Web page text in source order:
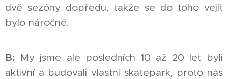
dvě sezóny dopředu, takže se do toho vejít
bylo náročné.
B: My jsme ale posledních 10 až 20 let byli
aktivní a budovali vlastní skatepark, proto nás